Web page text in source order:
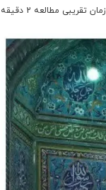
زمان تقریبی مطالعه 2 دقیقه